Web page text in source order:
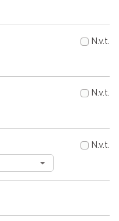
N.v.t.
N.v.t.
N.v.t.